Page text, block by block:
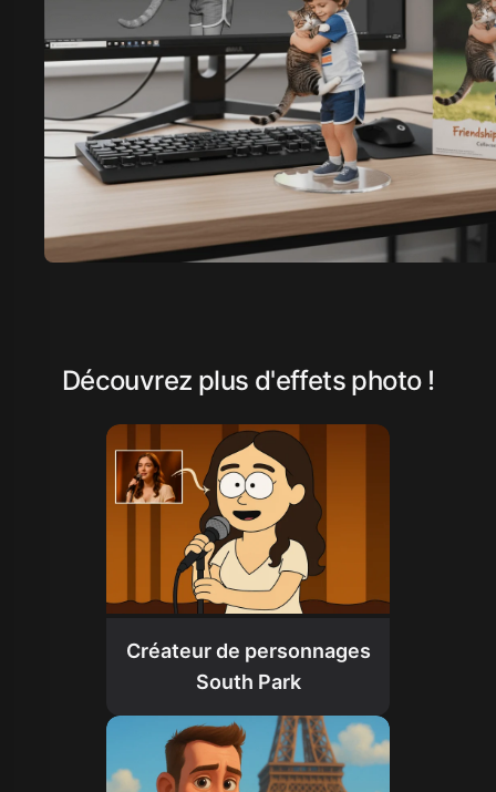
Découvrez plus d'effets photo !
Créateur de personnages
South Park